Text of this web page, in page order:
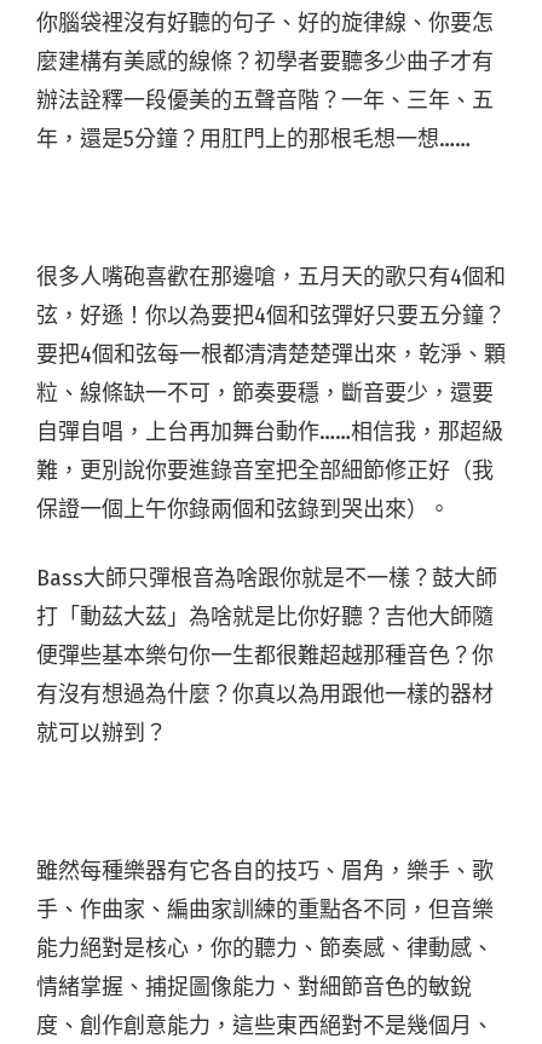
你腦袋裡沒有好聽的句子、好的旋律線、你要怎
麼建構有美感的線條？初學者要聽多少曲子才有
辦法詮釋一段優美的五聲音階？一年、三年、五
年，還是5分鐘？用肛門上的那根毛想一想……
很多人嘴砲喜歡在那邊嗆，五月天的歌只有4個和
弦，好遜！你以為要把4個和弦彈好只要五分鐘？
要把4個和弦每一根都清清楚楚彈出來，乾淨、顆
粒、線條缺一不可，節奏要穩，斷音要少，還要
自彈自唱，上台再加舞台動作……相信我，那超級
難，更別說你要進錄音室把全部細節修正好（我
保證一個上午你錄兩個和弦錄到哭出來）。
Bass大師只彈根音為啥跟你就是不一樣？鼓大師
打「動茲大茲」為啥就是比你好聽？吉他大師隨
便彈些基本樂句你一生都很難超越那種音色？你
有沒有想過為什麼？你真以為用跟他一樣的器材
就可以辦到？
雖然每種樂器有它各自的技巧、眉角，樂手、歌
手、作曲家、編曲家訓練的重點各不同，但音樂
能力絕對是核心，你的聽力、節奏感、律動感、
情緒掌握、捕捉圖像能力、對細節音色的敏銳
度、創作創意能力，這些東西絕對不是幾個月、